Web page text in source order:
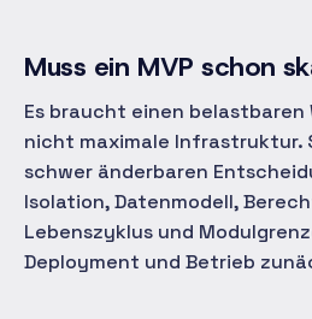
Muss ein MVP schon
Es braucht einen belastbaren
nicht maximale Infrastruktur.
schwer änderbaren
Isolation, Datenmodell,
Lebenszyklus und
Deployment und Betrieb